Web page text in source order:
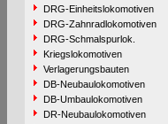
DRG-Einheitslokomotiven
DRG-Zahnradlokomotiven
DRG-Schmalspurlok.
Kriegslokomotiven
Verlagerungsbauten
DB-Neubaulokomotiven
DB-Umbaulokomotiven
DR-Neubaulokomotiven